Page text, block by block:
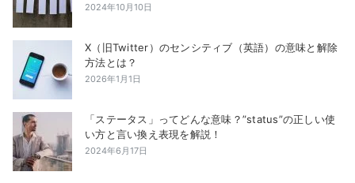
2024年10月10日
X（旧Twitter）のセンシティブ（英語）の意味と解除
方法とは？
2026年1月1日
「ステータス」ってどんな意味？”status”の正しい使
い方と言い換え表現を解説！
2024年6月17日